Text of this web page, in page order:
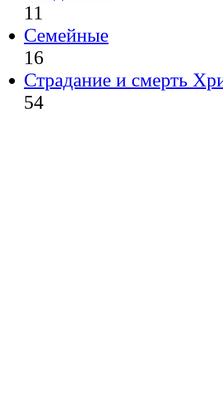
11
Семейные
16
Страдание и смерть
54